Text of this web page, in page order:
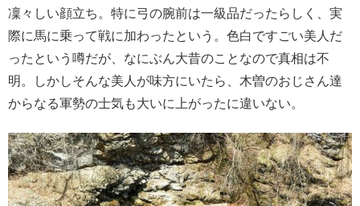
凜々しい顔立ち。特に弓の腕前は一級品だったらしく、実
際に馬に乗って戦に加わったという。色白ですごい美人だ
ったという噂だが、なにぶん大昔のことなので真相は不
明。しかしそんな美人が味方にいたら、木曽のおじさん達
からなる軍勢の士気も大いに上がったに違いない。